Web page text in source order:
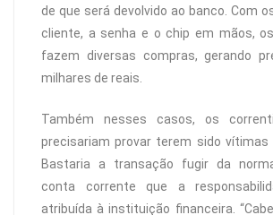
de que será devolvido ao banco. Com
cliente, a senha e o chip em mãos,
fazem diversas compras, gerando
milhares de reais.
Também nesses casos, os
precisariam provar terem sido vítimas
Bastaria a transação fugir da
conta corrente que a
atribuída à instituição financeira.